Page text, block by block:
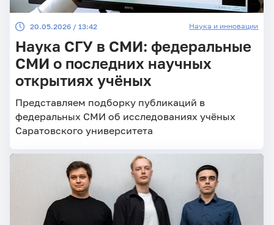
20.05.2026 / 13:42 Наука и инновации
Наука СГУ в СМИ: федеральные
СМИ о последних научных
открытиях учёных
Представляем подборку публикаций в
федеральных СМИ об исследованиях учёных
Саратовского университета